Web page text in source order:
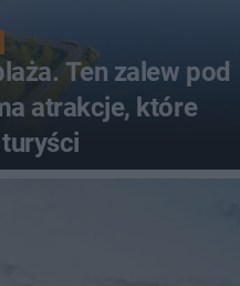
Ten zalew pod
atrakcje, które